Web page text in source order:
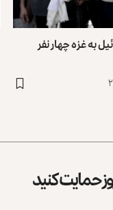
به غزه چهار نفر
حمایت کنید